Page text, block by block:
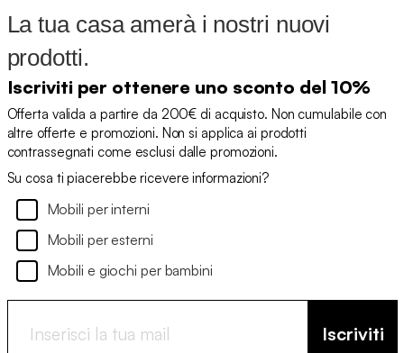
La tua casa amerà i nostri nuovi
prodotti.
Iscriviti per ottenere uno sconto del 10%
Offerta valida a partire da 200€ di acquisto. Non cumulabile con
altre offerte e promozioni. Non si applica ai prodotti
contrassegnati come esclusi dalle promozioni.
Su cosa ti piacerebbe ricevere informazioni?
Mobili per interni
Mobili per esterni
Mobili e giochi per bambini
Iscriviti